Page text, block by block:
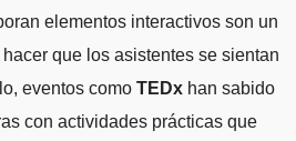
elementos interactivos son un
que los asistentes se sientan
eventos como TEDx han sabido
con actividades prácticas que